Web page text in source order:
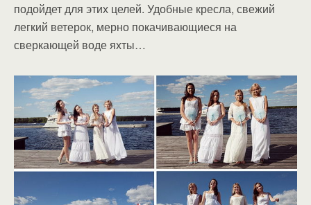
подойдет для этих целей. Удобные кресла, свежий
легкий ветерок, мерно покачивающиеся на
сверкающей воде яхты…